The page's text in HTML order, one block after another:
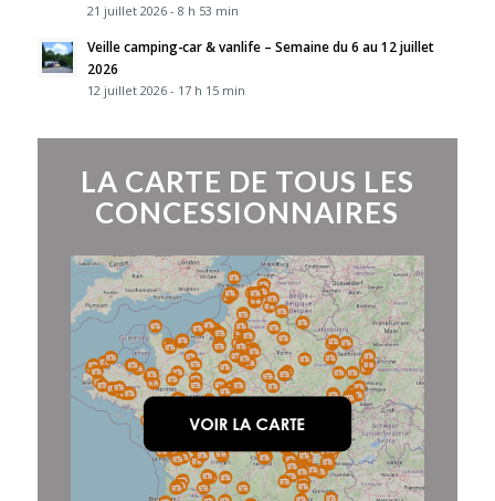
21 juillet 2026 - 8 h 53 min
Veille camping-car & vanlife – Semaine du 6 au 12 juillet
2026
12 juillet 2026 - 17 h 15 min
LA CARTE DE TOUS LES
CONCESSIONNAIRES